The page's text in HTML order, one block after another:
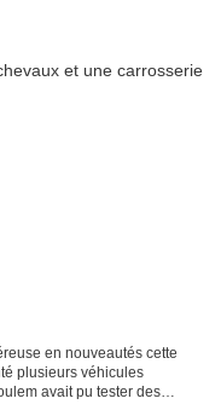
en nouveautés cette
plusieurs véhicules
avait pu tester des